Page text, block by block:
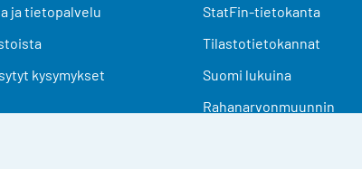
ja tietopalvelu
kysymykset
StatFin-tietokanta
Tilastotietokannat
Suomi lukuina
Rahanarvonmuunnin